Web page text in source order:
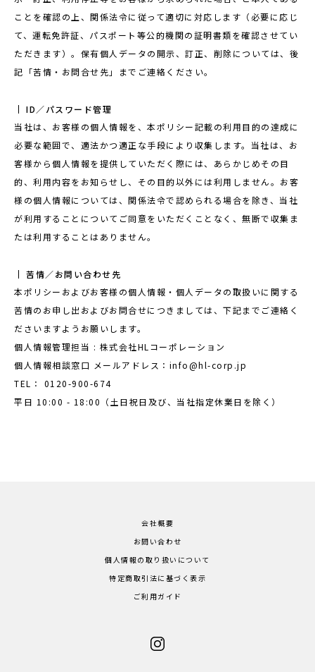
ことを確認の上、関係法令に従って適切に対応します（必要に応じ
て、運転免許証、パスポート等公的機関の証明書類を確認させてい
ただきます）。保有個人データの開示、訂正、削除については、後
記「苦情・お問合せ先」までご連絡ください。
ID／パスワード管理
当社は、お客様の個人情報を、本ポリシー記載の利用目的の達成に
必要な範囲で、適法かつ適正な手段により収集します。当社は、お
客様から個人情報を提供していただく際には、あらかじめその目
的、利用内容をお知らせし、その目的以外には利用しません。お客
様の個人情報については、関係法令で認められる場合を除き、当社
が利用することについてご同意をいただくことなく、無断で収集ま
たは利用することはありません。
苦情／お問い合わせ先
本ポリシーおよびお客様の個人情報・個人データの取扱いに関する
苦情のお申し出およびお問合せにつきましては、下記までご連絡く
ださいますようお願いします。
個人情報管理担当 : 株式会社HLコーポレーション
個人情報相談窓口 メールアドレス： info@hl-corp.jp
TEL： 0120-900-674
平日 10:00 - 18:00（土日祝日及び、当社指定休業日を除く）
会社概要
お問い合わせ
個人情報の取り扱いについて
特定商取引法に基づく表示
ご利用ガイド